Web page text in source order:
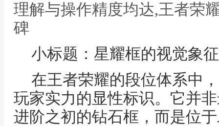
理解与操作精度均达,王者荣
碑
小标题：星耀框的视觉象征
在王者荣耀的段位体系中
玩家实力的显性标识。它并
进阶之初的钻石框，而是位